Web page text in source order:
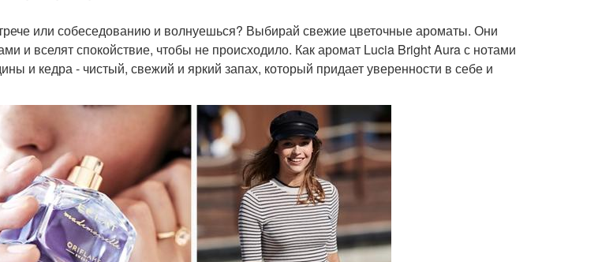
или собеседованию и волнуешься? Выбирай свежие цветочные ароматы. Они
и вселят спокойствие, чтобы не происходило. Как аромат Lucia Bright Aura с нотами
и кедра - чистый, свежий и яркий запах, который придает уверенности в себе и